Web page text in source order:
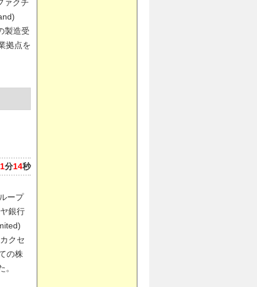
ァクチ
製造受
拠点を
1分14秒
ープ
銀行
クセ
の株